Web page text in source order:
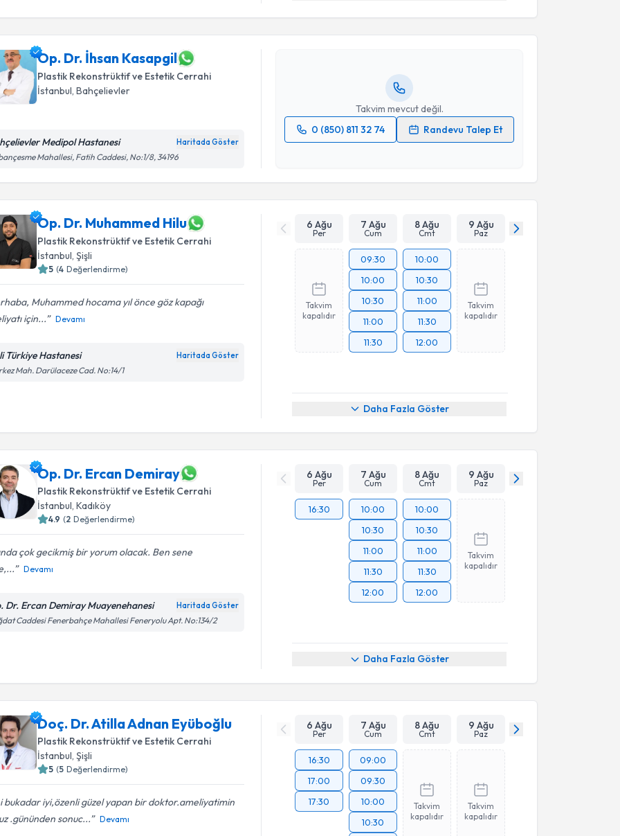
Op. Dr. İhsan Kasapgil
Plastik Rekonstrüktif ve Estetik Cerrahi
İstanbul , Bahçelievler
Medipol Hastanesi Haritada Göster
Mahallesi, Fatih Caddesi, No:1/8, 34196
Takvim mevcut değil.
0 (850) 811 32 74
Randevu Talep Et
Takvim Talebini Gönder
Op. Dr. Muhammed Hilu
Plastik Rekonstrüktif ve Estetik Cerrahi
İstanbul , Şişli
5 (4 Değerlendirme)
Muhammed hocama yıl önce göz kapağı
için...
Devamı
Türkiye Hastanesi Haritada Göster
Mah. Darülaceze Cad. No:14/1
6 Ağu
Per
7 Ağu
Cum
8 Ağu
Cmt
9 Ağu
Paz
Takvim
kapalıdır
09:30
10:00
10:30
11:00
11:30
10:00
10:30
11:00
11:30
12:00
Takvim
kapalıdır
Daha Fazla Göster
Op. Dr. Ercan Demiray
Plastik Rekonstrüktif ve Estetik Cerrahi
İstanbul, Kadıköy
4.9 (2 Değerlendirme)
çok gecikmiş bir yorum olacak. Ben sene
Devamı
Dr. Ercan Demiray Muayenehanesi Haritada Göster
Caddesi Fenerbahçe Mahallesi Feneryolu Apt. No:134/2
6 Ağu
Per
7 Ağu
Cum
8 Ağu
Cmt
9 Ağu
Paz
16:30
10:00
10:30
11:00
11:30
12:00
10:00
10:30
11:00
11:30
12:00
Takvim
kapalıdır
Daha Fazla Göster
Doç. Dr. Atilla Adnan Eyüboğlu
Plastik Rekonstrüktif ve Estetik Cerrahi
İstanbul , Şişli
5 (5 Değerlendirme)
bukadar iyi,özenli güzel yapan bir doktor.ameliyatimin
.gününden sonuc...
Devamı
6 Ağu
Per
7 Ağu
Cum
8 Ağu
Cmt
9 Ağu
Paz
16:30
17:00
17:30
09:00
09:30
10:00
10:30
Takvim
kapalıdır
Takvim
kapalıdır